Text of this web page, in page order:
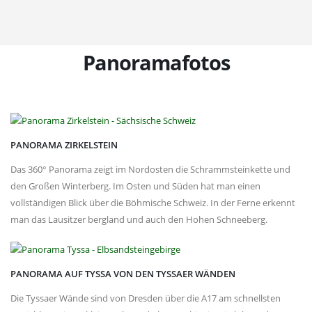
Panoramafotos
PANORAMA ZIRKELSTEIN
Das 360° Panorama zeigt im Nordosten die Schrammsteinkette und
den Großen Winterberg. Im Osten und Süden hat man einen
vollständigen Blick über die Böhmische Schweiz. In der Ferne erkennt
man das Lausitzer bergland und auch den Hohen Schneeberg.
PANORAMA AUF TYSSA VON DEN TYSSAER WÄNDEN
Die Tyssaer Wände sind von Dresden über die A17 am schnellsten